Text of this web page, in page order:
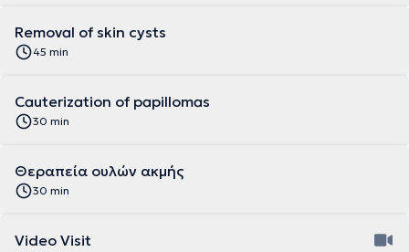
Removal of skin cysts
45 min
Cauterization of papillomas
30 min
Θεραπεία ουλών ακμής
30 min
Video Visit